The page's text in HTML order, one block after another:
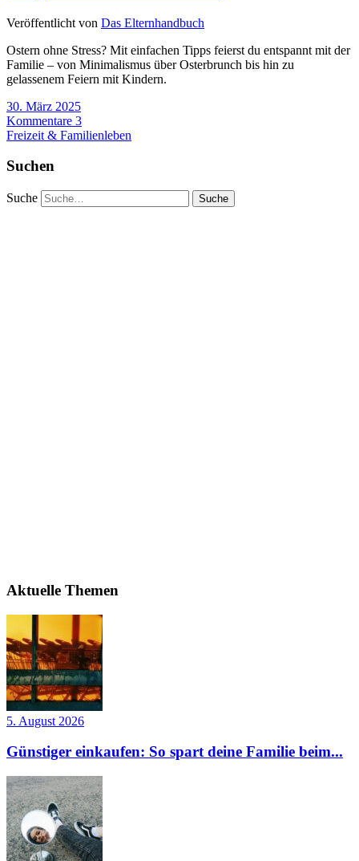
Veröffentlicht von Das Elternhandbuch
Ostern ohne Stress? Mit einfachen Tipps feierst du entspannt mit der
Familie – von Minimalismus über Osterbrunch bis hin zu
gelassenem Feiern mit Kindern.
30. März 2025
Kommentare 3
Freizeit & Familienleben
Suchen
Suche
Aktuelle Themen
5. August 2026
Günstiger einkaufen: So spart deine Familie beim...